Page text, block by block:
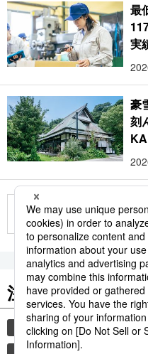
最
実
豪
刻
もっ
注目のキーワード
共同通信ニュース 気象